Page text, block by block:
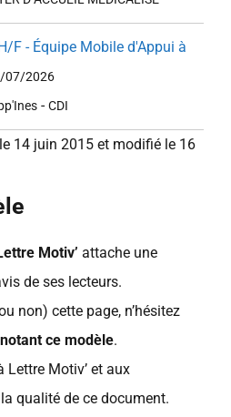
F - Équipe Mobile d'Appui à
07/2026
-CDI
14 juin 2015 et modifié le 16
Motiv’ attache une
de ses lecteurs.
non) cette page, n’hésitez
ce modèle.
Lettre Motiv’ et aux
qualité de ce document.